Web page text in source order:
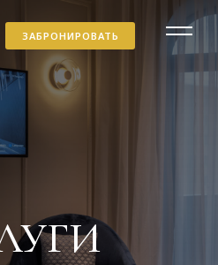
ЗАБРОНИРОВАТЬ